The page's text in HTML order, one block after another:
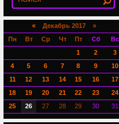
«Декабрь 2017 »
Пн
Вт Ср Чт Пт Сб
Вс
1
2
3
4
5 6 7 8 9
10
11
12 13 14 15 16
17
18
19 20 21 22 23
24
25
26 27 28 29 30 31